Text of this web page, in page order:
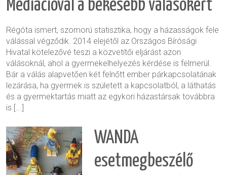
Mediációval a békésebb válásokért
Régóta ismert, szomorú statisztika, hogy a házasságok fele
válással végződik. 2014 elejétől az Országos Bírósági
Hivatal kötelezővé teszi a közvetítői eljárást azon
válásoknál, ahol a gyermekelhelyezés kérdése is felmerül.
Bár a válás alapvetően két felnőtt ember párkapcsolatának
lezárása, ha gyermek is született a kapcsolatból, a láthatás
és a gyermektartás miatt az egykori házastársak továbbra
is [...]
WANDA
esetmegbeszélő